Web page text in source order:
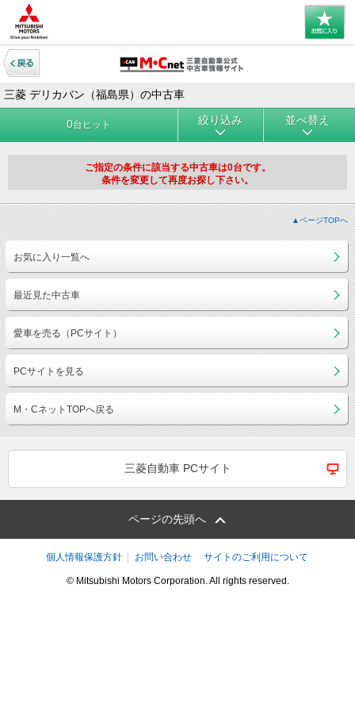
三菱 デリカバン（福島県）の中古車
0台ヒット 絞り込み 並べ替え
ご指定の条件に該当する中古車は0台です。
条件を変更して再度お探し下さい。
▲ページTOPへ
お気に入り一覧へ
最近見た中古車
愛車を売る（PCサイト）
PCサイトを見る
M・CネットTOPへ戻る
三菱自動車 PCサイト
ページの先頭へ
個人情報保護方針 お問い合わせ サイトのご利用について
© Mitsubishi Motors Corporation. All rights reserved.